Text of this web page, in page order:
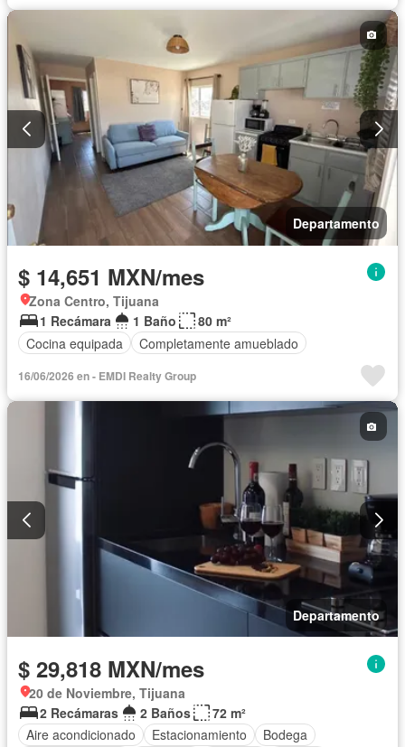
Departamento
$ 14,651 MXN/mes
Zona Centro, Tijuana
1 Recámara
1 Baño
80 m²
Cocina equipada
Completamente amueblado
16/06/2026 en - EMDI Realty Group
Departamento
$ 29,818 MXN/mes
20 de Noviembre, Tijuana
2 Recámaras
2 Baños
72 m²
Aire acondicionado
Estacionamiento
Bodega